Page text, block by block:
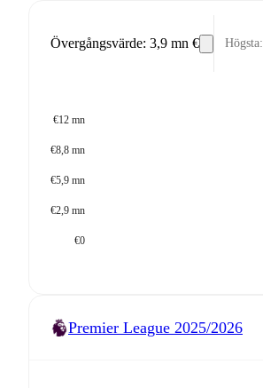
Övergångsvärde: 3,9 mn € Högsta:
€12 mn
€8,8 mn
€5,9 mn
€2,9 mn
€0
Premier League 2025/2026